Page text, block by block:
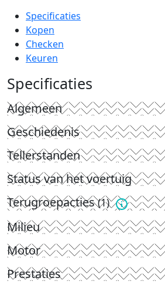
Specificaties
Kopen
Checken
Keuren
Specificaties
Algemeen
Geschiedenis
Tellerstanden
Status van het voertuig
Terugroepacties(1)
Milieu
Motor
Prestaties